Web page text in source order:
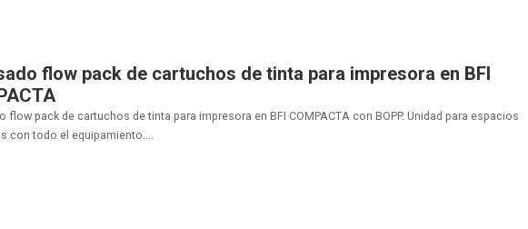
flow pack de cartuchos de tinta para impresora en BFI
flow pack de cartuchos de tinta para impresora en BFI COMPACTA con BOPP. Unidad para espacios
con todo el equipamiento....